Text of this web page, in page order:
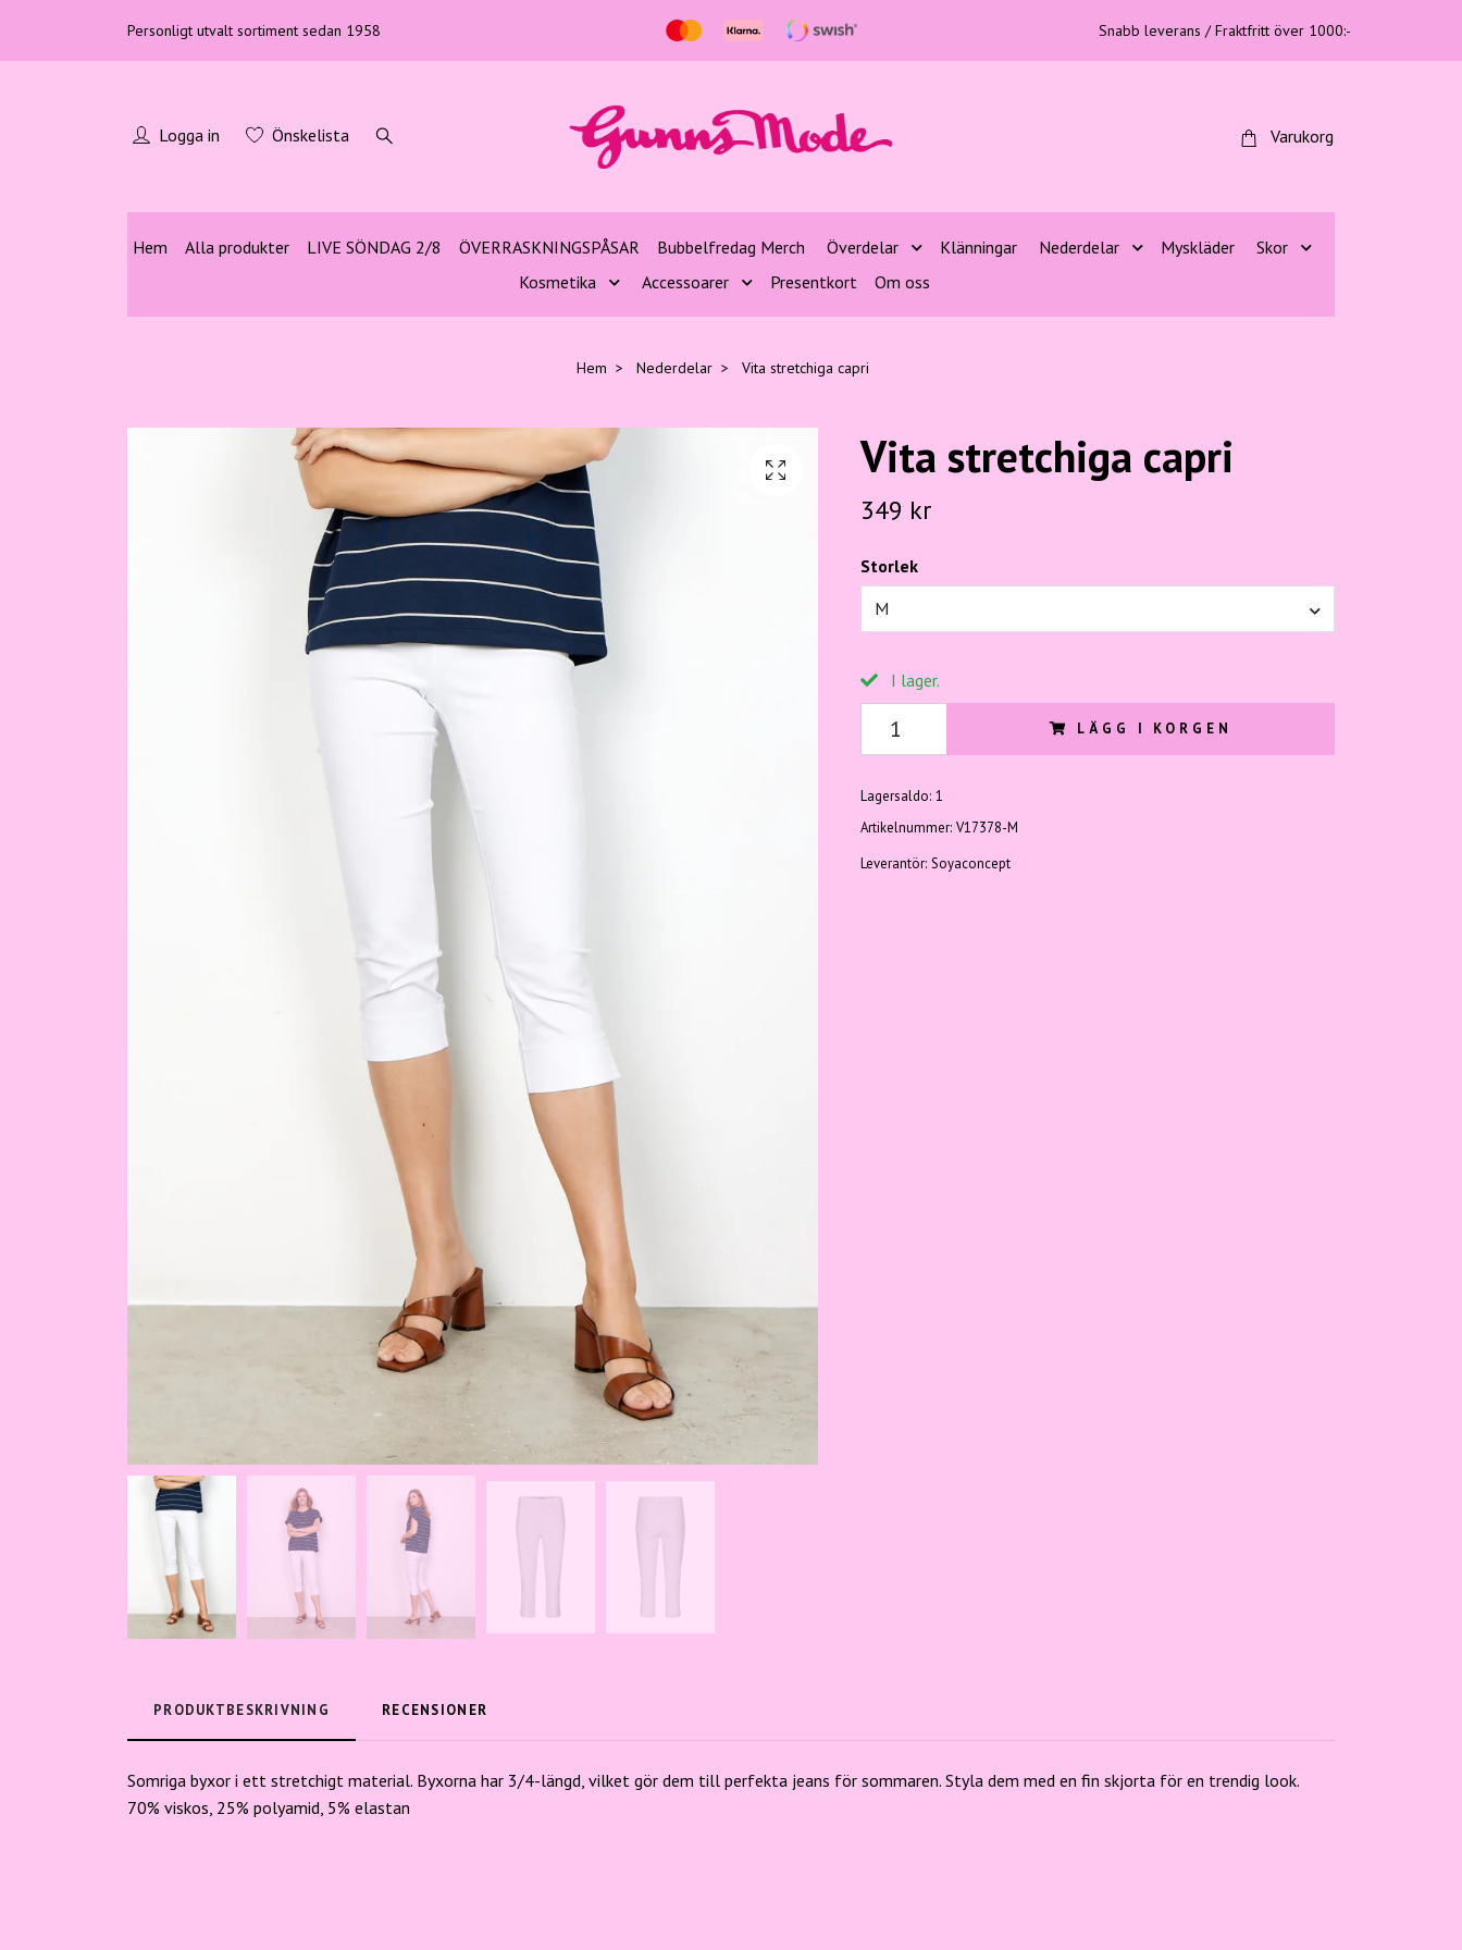
Personligt utvalt sortiment sedan 1958 Snabb leverans / Fraktfritt över 1000:-
Logga in Önskelista Varukorg
Hem Alla produkter LIVE SÖNDAG 2/8 ÖVERRASKNINGSPÅSAR Bubbelfredag Merch Överdelar Klänningar Nederdelar Myskläder
Skor
Kosmetika
Accessoarer Presentkort Om oss
Hem Nederdelar Vita stretchiga capri
Vita stretchiga capri
349 kr
Storlek
M
I lager.
LÄGG I KORGEN
Lagersaldo: 1
Artikelnummer: V17378-M
Leverantör: Soyaconcept
PRODUKTBESKRIVNING RECENSIONER
Somriga byxor i ett stretchigt material. Byxorna har 3/4-längd, vilket gör dem till perfekta jeans för sommaren. Styla dem med en fin skjorta för en trendig look.
70% viskos, 25% polyamid, 5% elastan